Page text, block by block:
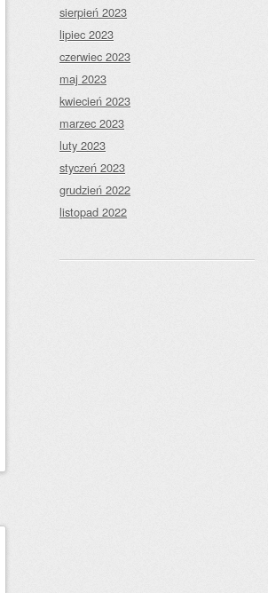
sierpień 2023
lipiec 2023
czerwiec 2023
maj 2023
kwiecień 2023
marzec 2023
luty 2023
styczeń 2023
grudzień 2022
listopad 2022